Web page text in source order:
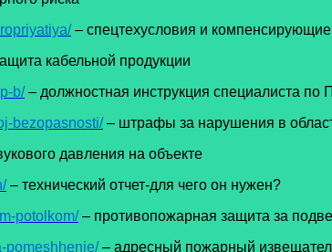
– спецтехусловия и
кабельной продукции
b/– должностная инструкция специалиста по
bezopasnosti/– штрафы за нарушения в
давления на объекте
– технический отчет-для чего он нужен?
potolkom/– противопожарная защита за
pomeshhenie/– адресный пожарный